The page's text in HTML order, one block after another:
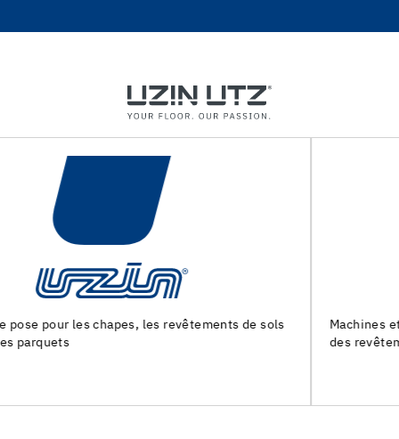
Machines et outils pour la preparation du support et la pose
des revêtements de sol